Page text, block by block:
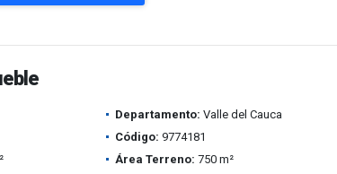
Departamento: Valle del Cauca
Código: 9774181
Área Terreno: 750 m²